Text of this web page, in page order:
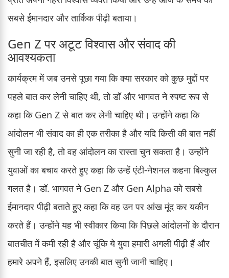
सबसे ईमानदार और तार्किक पीढ़ी बताया।
Gen Z पर अटूट विश्वास और संवाद की
आवश्यकता
कार्यक्रम में जब उनसे पूछा गया कि क्या सरकार को कुछ मुद्दों पर
पहले बात कर लेनी चाहिए थी, तो डॉ और भागवत ने स्पष्ट रूप से
कहा कि Gen Z से बात कर लेनी चाहिए थी। उन्होंने कहा कि
आंदोलन भी संवाद का ही एक तरीका है और यदि किसी की बात नहीं
सुनी जा रही है, तो वह आंदोलन का रास्ता चुन सकता है। उन्होंने
युवाओं का बचाव करते हुए कहा कि उन्हें एंटी-नेशनल कहना बिल्कुल
गलत है। डॉ. भागवत ने Gen Z और Gen Alpha को सबसे
ईमानदार पीढ़ी बताते हुए कहा कि वह उन पर आंख मूंद कर यकीन
करते हैं। उन्होंने यह भी स्वीकार किया कि पिछले आंदोलनों के दौरान
बातचीत में कमी रही है और चूंकि ये युवा हमारी अगली पीढ़ी हैं और
हमारे अपने हैं, इसलिए उनकी बात सुनी जानी चाहिए।